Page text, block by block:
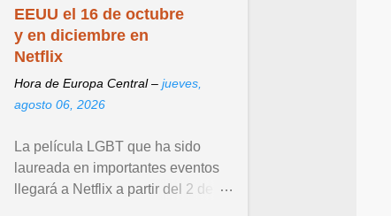
EEUU el 16 de octubre
y en diciembre en
Netflix
Hora de Europa Central – jueves,
agosto 06, 2026
La película LGBT que ha sido
laureada en importantes eventos
llegará a Netflix a partir del 2 de